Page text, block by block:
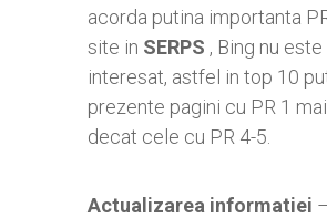
acorda putina importanta
site in SERPS , Bing nu
interesat, astfel in top 10
prezente pagini cu PR 1
decat cele cu PR 4-5.
Actualizarea informatiei